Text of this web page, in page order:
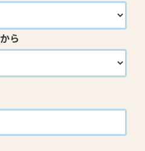
から